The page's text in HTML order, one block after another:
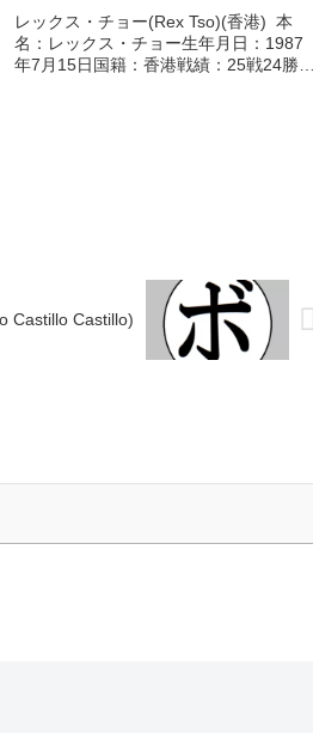
レックス・チョー(Rex Tso)(香港) 本
名：レックス・チョー生年月日：1987
年7月15日国籍：香港戦績：25戦24勝
Castillo Castillo)